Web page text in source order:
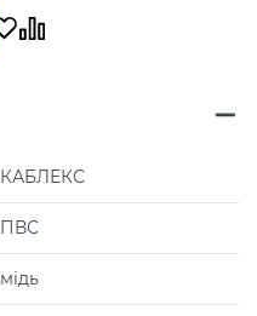
КАБЛЕКС
ПВС
мідь